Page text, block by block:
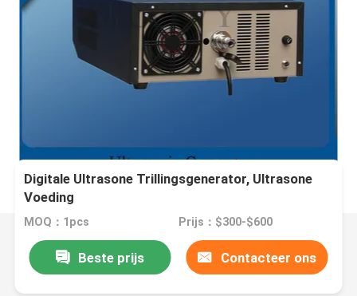
Digitale Ultrasone Trillingsgenerator, Ultrasone
Voeding
MOQ：1pcs Prijs：$300-$600
Beste prijs Contacteer ons